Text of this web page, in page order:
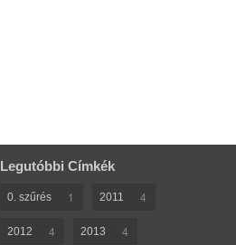
Legutóbbi Címkék
0. szűrés 1 2011 4
2012 4 2013 4